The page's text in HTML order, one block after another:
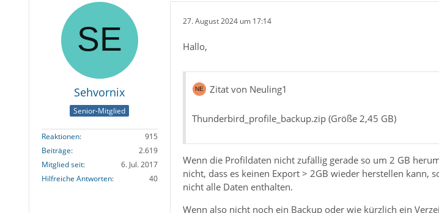
Sehvornix
Senior-Mitglied
Reaktionen
915
Beiträge
2.619
Mitglied seit
6. Jul. 2017
Hilfreiche Antworten
40
27. August 2024 um 17:14
Hallo,
Zitat von Neuling1
Thunderbird_profile_backup.zip (Größe 2,45 GB)
Wenn die Profildaten nicht zufällig gerade so um 2 GB
nicht, dass es keinen Export > 2GB wieder herstellen kann,
nicht alle Daten enthalten.
Wenn also nicht noch ein Backup oder wie kürzlich ein